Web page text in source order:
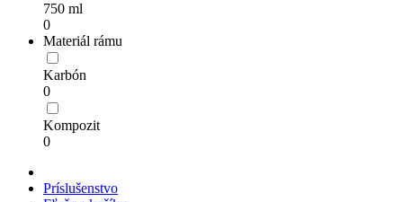
750 ml
0
Materiál rámu
Karbón
0
Kompozit
0
Príslušenstvo